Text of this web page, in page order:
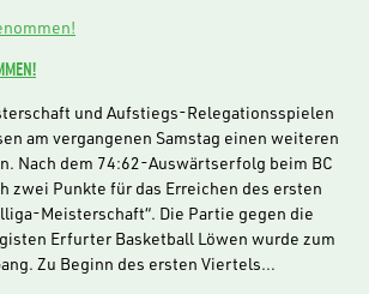
und Aufstiegs-Relegationsspielen
am vergangenen Samstag einen weiteren
Nach dem 74:62-Auswärtserfolg beim BC
zwei Punkte für das Erreichen des ersten
Meisterschaft“. Die Partie gegen die
Erfurter Basketball Löwen wurde zum
Zu Beginn des ersten Viertels…